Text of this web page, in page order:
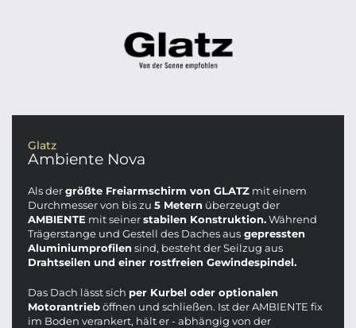
Glatz
Ambiente Nova
Als dergrößte Freiarmschirm von GLATZ mit einem
Durchmesser von bis zu 5 Metern überzeugt der
AMBIENTE mit seinerstabilen Konstruktion.Während
Trägerstange und Gestell des Daches aus gepressten
Aluminiumprofilen sind, besteht der Seilzug aus
Drahtseilen und einer rostfreien Gewindespindel.
Das Dach lässt sich per Kurbel oder optionalen
Motorantrieböffnen und schließen. Ist der AMBIENTE fix
im Boden verankert, hält er - abhängig von der